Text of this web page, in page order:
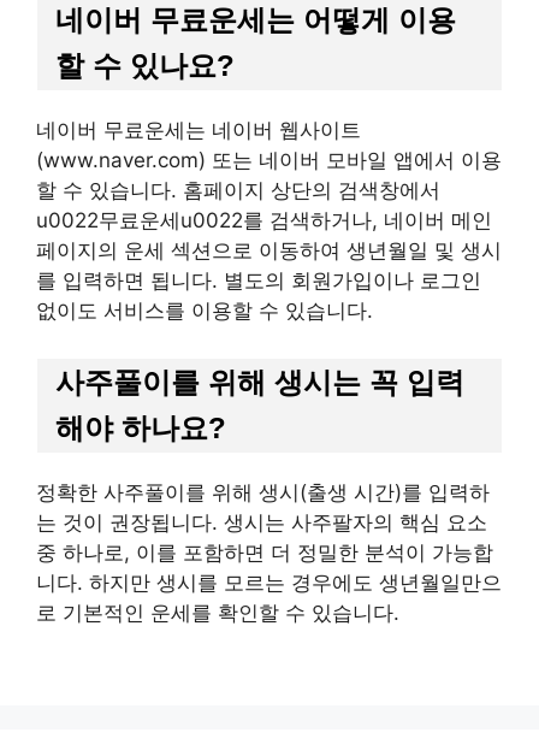
네이버 무료운세는 어떻게 이용
할 수 있나요?
네이버 무료운세는 네이버 웹사이트
(www.naver.com) 또는 네이버 모바일 앱에서 이용
할 수 있습니다. 홈페이지 상단의 검색창에서
u0022무료운세u0022를 검색하거나, 네이버 메인
페이지의 운세 섹션으로 이동하여 생년월일 및 생시
를 입력하면 됩니다. 별도의 회원가입이나 로그인
없이도 서비스를 이용할 수 있습니다.
사주풀이를 위해 생시는 꼭 입력
해야 하나요?
정확한 사주풀이를 위해 생시(출생 시간)를 입력하
는 것이 권장됩니다. 생시는 사주팔자의 핵심 요소
중 하나로, 이를 포함하면 더 정밀한 분석이 가능합
니다. 하지만 생시를 모르는 경우에도 생년월일만으
로 기본적인 운세를 확인할 수 있습니다.